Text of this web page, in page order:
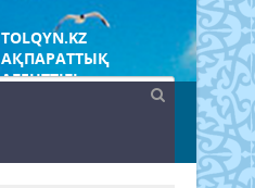
TOLQYN.KZ
АҚПАРАТТЫҚ
АГЕНТТІГІ